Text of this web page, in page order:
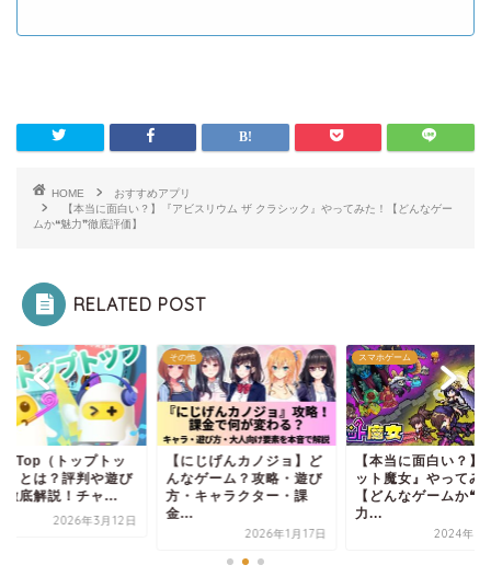
HOME
おすすめアプリ
【本当に面白い？】『アビスリウム ザ クラシック』やってみた！【どんなゲー
ムか❝魅力❞徹底評価】
RELATED POST
じげんカノジョ】ど
ゲーム？攻略・遊び
キャラクター・課
スマホゲーム
【本当に面白い？】『ド
ット魔女』やってみた！
【どんなゲームか❝魅
力...
2024年11月5日
カジュアル
「TopTop（トップ
プ）」とは？評判や
方を徹底解説！チャ